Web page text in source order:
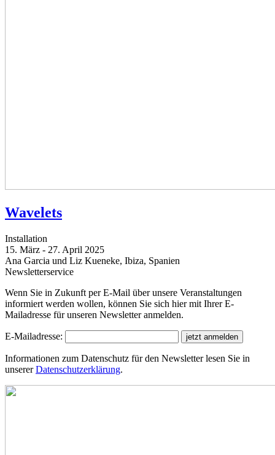
Wavelets
Installation
15. März - 27. April 2025
Ana Garcia und Liz Kueneke, Ibiza, Spanien
Newsletterservice
Wenn Sie in Zukunft per E-Mail über unsere Veranstaltungen
informiert werden wollen, können Sie sich hier mit Ihrer E-
Mailadresse für unseren Newsletter anmelden.
E-Mailadresse:
Informationen zum Datenschutz für den Newsletter lesen Sie in
unsererDatenschutzerklärung.